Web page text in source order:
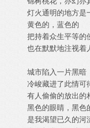
灯火通明的地方是
黄色的，蓝色的
把持着众生平等的
也在默默地注视着
城市陷入一片黑暗
冷峻藏进了此情可
有人偷偷的放出的
黑色的眼睛，黑色
是我渴望已久的河